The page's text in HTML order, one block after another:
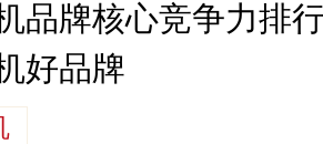
品牌核心竞争力排
好品牌